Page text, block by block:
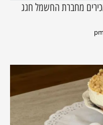
מחברת החשמל חגג